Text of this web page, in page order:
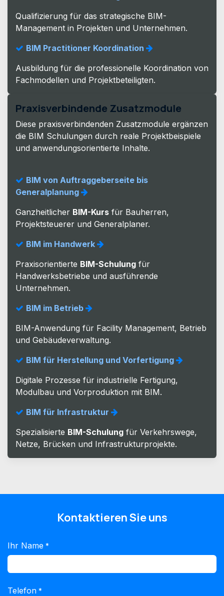
Qualifizierung für das strategische BIM-
Management in Projekten und Unternehmen.
BIM Practitioner Koordination
Ausbildung für die professionelle Koordination von
Fachmodellen und Projektbeteiligten.
Praxisverbindende Zusatzmodule
Diese praxisverbindenden Zusatzmodule ergänzen
die BIM Schulungen durch reale Projektbeispiele
und anwendungsorientierte Inhalte.
BIM von Auftraggeberseite bis
Generalplanung
Ganzheitlicher BIM-Kurs für Bauherren,
Projektsteuerer und Generalplaner.
BIM im Handwerk
Praxisorientierte BIM-Schulung für
Handwerksbetriebe und ausführende
Unternehmen.
BIM im Betrieb
BIM-Anwendung für Facility Management, Betrieb
und Gebäudeverwaltung.
BIM für Herstellung und Vorfertigung
Digitale Prozesse für industrielle Fertigung,
Modulbau und Vorproduktion mit BIM.
BIM für Infrastruktur
Spezialisierte BIM-Schulung für Verkehrswege,
Netze, Brücken und Infrastrukturprojekte.
Kontaktieren Sie uns
Ihr Name *
Telefon *